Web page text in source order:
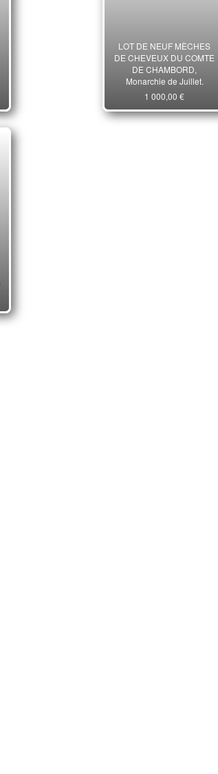
LOT DE NEUF MÈCHES
DE CHEVEUX DU COMTE
DE CHAMBORD,
Monarchie de Juillet.
30093
1 000,00 €